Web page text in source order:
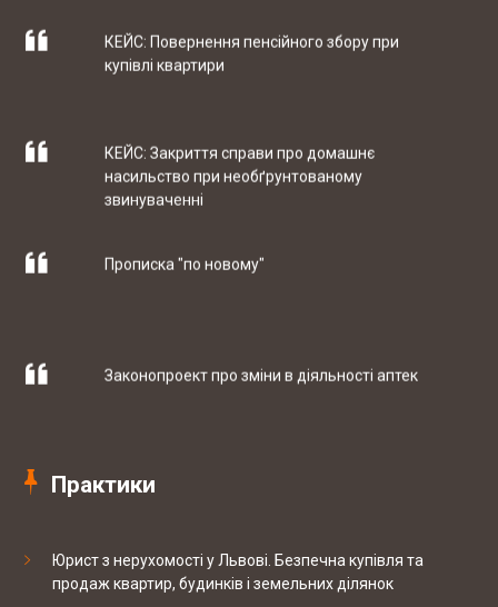
10-05 2017 ТОВ "РЕЙДЖ ЕНЕРДЖІ"
07-04 2017 ТОВ "ЮБТ ГРУП"
КЕЙС: Повернення пенсійного збору при
купівлі квартири
КЕЙС: Закриття справи про домашнє
насильство при необґрунтованому
звинуваченні
Прописка "по новому"
Законопроект про зміни в діяльності аптек
Штрафи за порушення трудового
Скорочено підстави для проведення
Практики
Юрист з нерухомості у Львові. Безпечна купівля та
продаж квартир, будинків і земельних ділянок